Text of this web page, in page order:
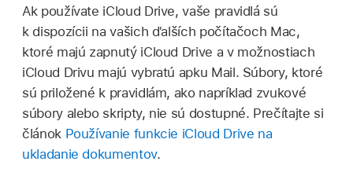
Ak používate iCloud Drive, vaše pravidlá sú
k dispozícii na vašich ďalších počítačoch Mac,
ktoré majú zapnutý iCloud Drive a v možnostiach
iCloud Drivu majú vybratú apku Mail. Súbory, ktoré
sú priložené k pravidlám, ako napríklad zvukové
súbory alebo skripty, nie sú dostupné. Prečítajte si
článok Používanie funkcie iCloud Drive na
ukladanie dokumentov.